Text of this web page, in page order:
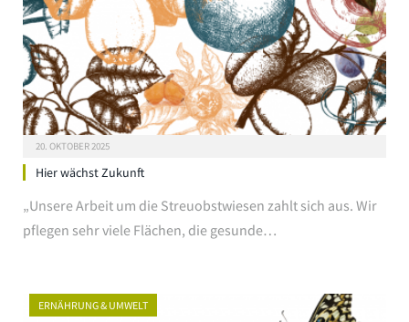
20. OKTOBER 2025
Hier wächst Zukunft
„Unsere Arbeit um die Streuobstwiesen zahlt sich aus. Wir
pflegen sehr viele Flächen, die gesunde…
ERNÄHRUNG & UMWELT